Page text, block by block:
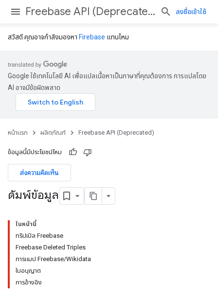
Freebase API (Deprecated) ลงชื่อเข้าใช้
สวัสดี คุณอาจกําลังมองหา Firebase แทนไหม
Google ใช้เทคโนโลยี AI เพื่อแปลเนื้อหาเป็นภาษาที่คุณต้องการ การแปลโดย
AI อาจมีข้อผิดพลาด
หน้าแรก ผลิตภัณฑ์ Freebase API (Deprecated)
ข้อมูลนี้มีประโยชน์ไหม
ส่งความคิดเห็น
ดัมพ์ข้อมูล
ในหน้านี้
ทริปเปิล Freebase
Freebase Deleted Triples
การแมป Freebase/Wikidata
ใบอนุญาต
การอ้างอิง